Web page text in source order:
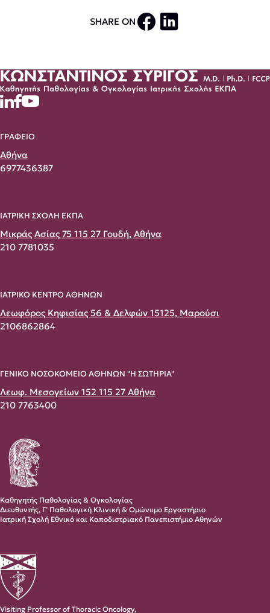
SHARE ON
ΓΡΑΦΕΙΟ
Αθήνα
6977436387
ΙΑΤΡΙΚΗ ΣΧΟΛΗ ΕΚΠΑ
Μικράς Ασίας 75 115 27 Γουδή, Αθήνα
210 7781035
ΙΑΤΡΙΚΟ ΚΕΝΤΡΟ ΑΘΗΝΩΝ
Λεωφόρος Κηφισίας 56 & Δελφών 15125, Μαρούσι
2106862864
ΓΕΝΙΚΟ ΝΟΣΟΚΟΜΕΙΟ ΑΘΗΝΩΝ "Η ΣΩΤΗΡΙΑ"
Λεωφ. Μεσογείων 152 115 27 Αθήνα
210 7763400
Καθηγητής Παθολογίας & Ογκολογίας
Διευθυντής, Γ’ Παθολογική Κλινική & Ομώνυμο Εργαστήριο
Ιατρική Σχολή Εθνικό και Καποδιστριακό Πανεπιστήμιο Αθηνών
Visiting Professor of Thoracic Oncology,